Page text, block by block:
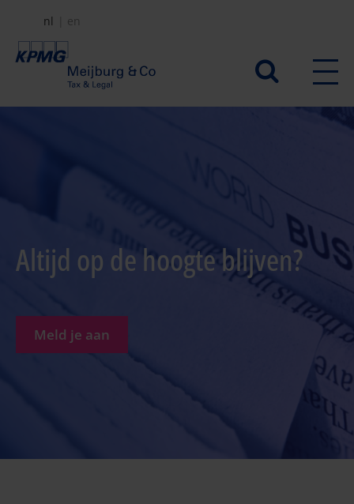
naar
Secundair
menu
nl en
Altijd op de hoogte blijven?
Meld je aan